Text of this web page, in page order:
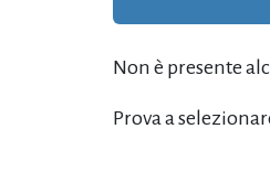
Non è presente
Prova a